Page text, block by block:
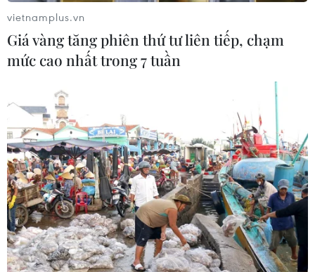
phẩm Hồi ký chiến tranh của Charles de Gaulle, nhân
dịp xuất bản tập đầu bằng tiếng Việt.
vietnamplus.vn
Giá vàng tăng phiên thứ tư liên tiếp, chạm
mức cao nhất trong 7 tuần